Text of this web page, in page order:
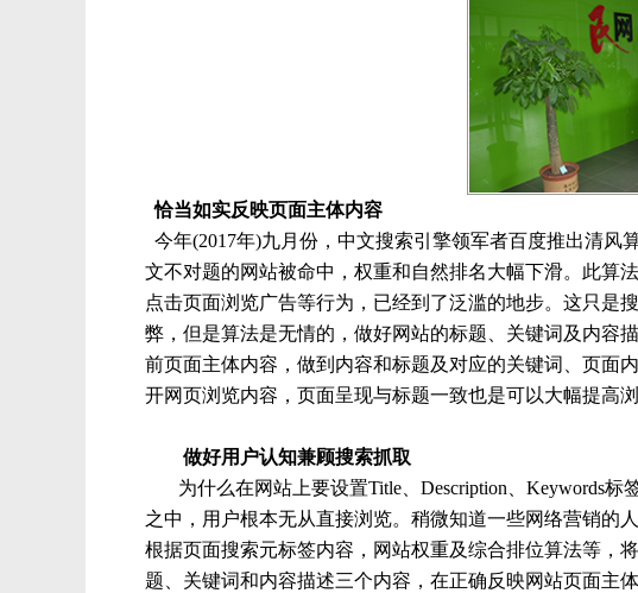
恰当如实反映页面主体内容
今年(2017年)九月份，中文搜索引擎领军者百度推出清
文不对题的网站被命中，权重和自然排名大幅下滑。此算
点击页面浏览广告等行为，已经到了泛滥的地步。这只是
弊，但是算法是无情的，做好网站的标题、关键词及内容
前页面主体内容，做到内容和标题及对应的关键词、页面
开网页浏览内容，页面呈现与标题一致也是可以大幅提高浏
做好用户认知兼顾搜索抓取
为什么在网站上要设置Title、Description、Keywords
之中，用户根本无从直接浏览。稍微知道一些网络营销的
根据页面搜索元标签内容，网站权重及综合排位算法等，
题、关键词和内容描述三个内容，在正确反映网站页面主